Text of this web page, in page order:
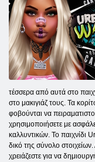
τέσσερα από αυτά στο
στο μακιγιάζ τους. Τα
φοβούνται να
χρησιμοποιήσετε με
καλλυντικών. Το παιχνίδι
δικό της σύνολο
χρειάζεστε για να